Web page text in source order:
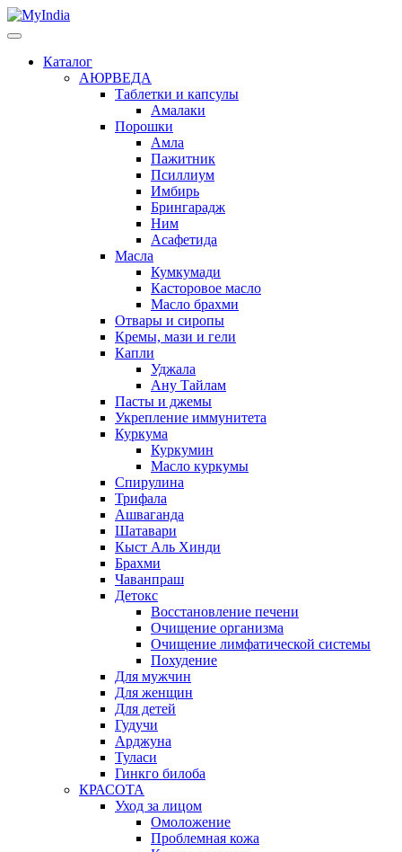
Каталог
АЮРВЕДА
Таблетки и капсулы
Амалаки
Порошки
Амла
Пажитник
Псиллиум
Имбирь
Брингарадж
Ним
Асафетида
Масла
Кумкумади
Касторовое масло
Масло брахми
Отвары и сиропы
Кремы, мази и гели
Капли
Уджала
Ану Тайлам
Пасты и джемы
Укрепление иммунитета
Куркума
Куркумин
Масло куркумы
Спирулина
Трифала
Ашваганда
Шатавари
Кыст Аль Хинди
Брахми
Чаванпраш
Детокс
Восстановление печени
Очищение организма
Очищение лимфатической системы
Похудение
Для мужчин
Для женщин
Для детей
Гудучи
Арджуна
Туласи
Гинкго билоба
КРАСОТА
Уход за лицом
Омоложение
Проблемная кожа